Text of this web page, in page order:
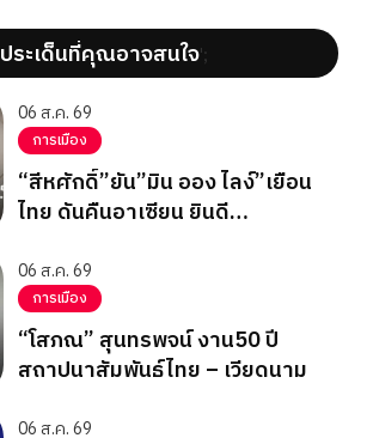
ประเด็นที่คุณอาจสนใจ';
06 ส.ค. 69
การเมือง
“สีหศักดิ์”ยัน”มิน ออง ไลง์”เยือน
ไทย ดันคืนอาเซียน ยินดี
06 ส.ค. 69
การเมือง
“โสภณ” สุนทรพจน์ งาน50 ปี
สถาปนาสัมพันธ์ไทย – เวียดนาม
06 ส.ค. 69